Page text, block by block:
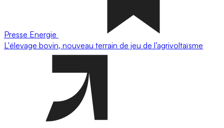
Presse Energie
L'élevage bovin, nouveau terrain de jeu de l’agrivoltaïsme